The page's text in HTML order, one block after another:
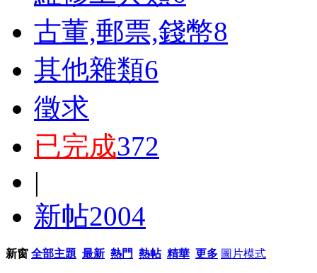
古董,郵票,錢幣8
其他雜類6
徵求
已完成372
|
新帖2004
新窗 全部主題 最新 熱門 熱帖 精華 更多 圖片模式